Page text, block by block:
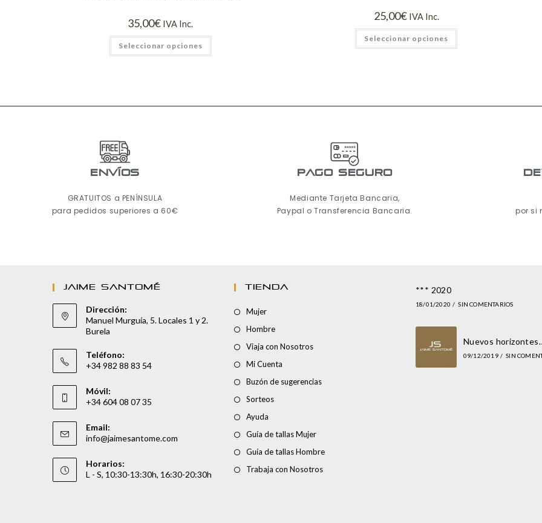
35,00€ IVA Inc.
Seleccionar opciones
25,00€ IVA Inc.
Seleccionar opciones
ENVÍOS
GRATUITOS a PENÍNSULA
para pedidos superiores a 60€
pago seguro
Mediante Tarjeta Bancaria,
Paypal o Transferencia Bancaria.
por si
JAIME SANTOMÉ
Dirección:
Manuel Murguía, 5. Locales 1 y 2.
Burela
Teléfono:
+34 982 88 83 54
Móvil:
+34 604 08 07 35
Email:
info@jaimesantome.com
Horarios:
L - S, 10:30-13:30h, 16:30-20:30h
TIENDA
Mujer
Hombre
Viaja con Nosotros
Mi Cuenta
Buzón de sugerencias
Sorteos
Ayuda
Guía de tallas Mujer
Guía de tallas Hombre
Trabaja con Nosotros
*** 2020
18/01/2020 / SIN COMENTARIOS
Nuevos
09/12/2019 / SIN